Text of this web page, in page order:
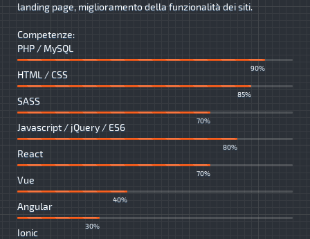
landing page, miglioramento della funzionalità dei siti.
Competenze:
PHP / MySQL
90%
HTML / CSS
85%
SASS
70%
Javascript / jQuery / ES6
80%
React
70%
Vue
40%
Angular
30%
Ionic